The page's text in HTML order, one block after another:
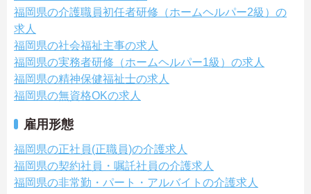
福岡県の介護職員初任者研修（ホームヘルパー2級）の
求人
福岡県の社会福祉主事の求人
福岡県の実務者研修（ホームヘルパー1級）の求人
福岡県の精神保健福祉士の求人
福岡県の無資格OKの求人
雇用形態
福岡県の正社員(正職員)の介護求人
福岡県の契約社員・嘱託社員の介護求人
福岡県の非常勤・パート・アルバイトの介護求人